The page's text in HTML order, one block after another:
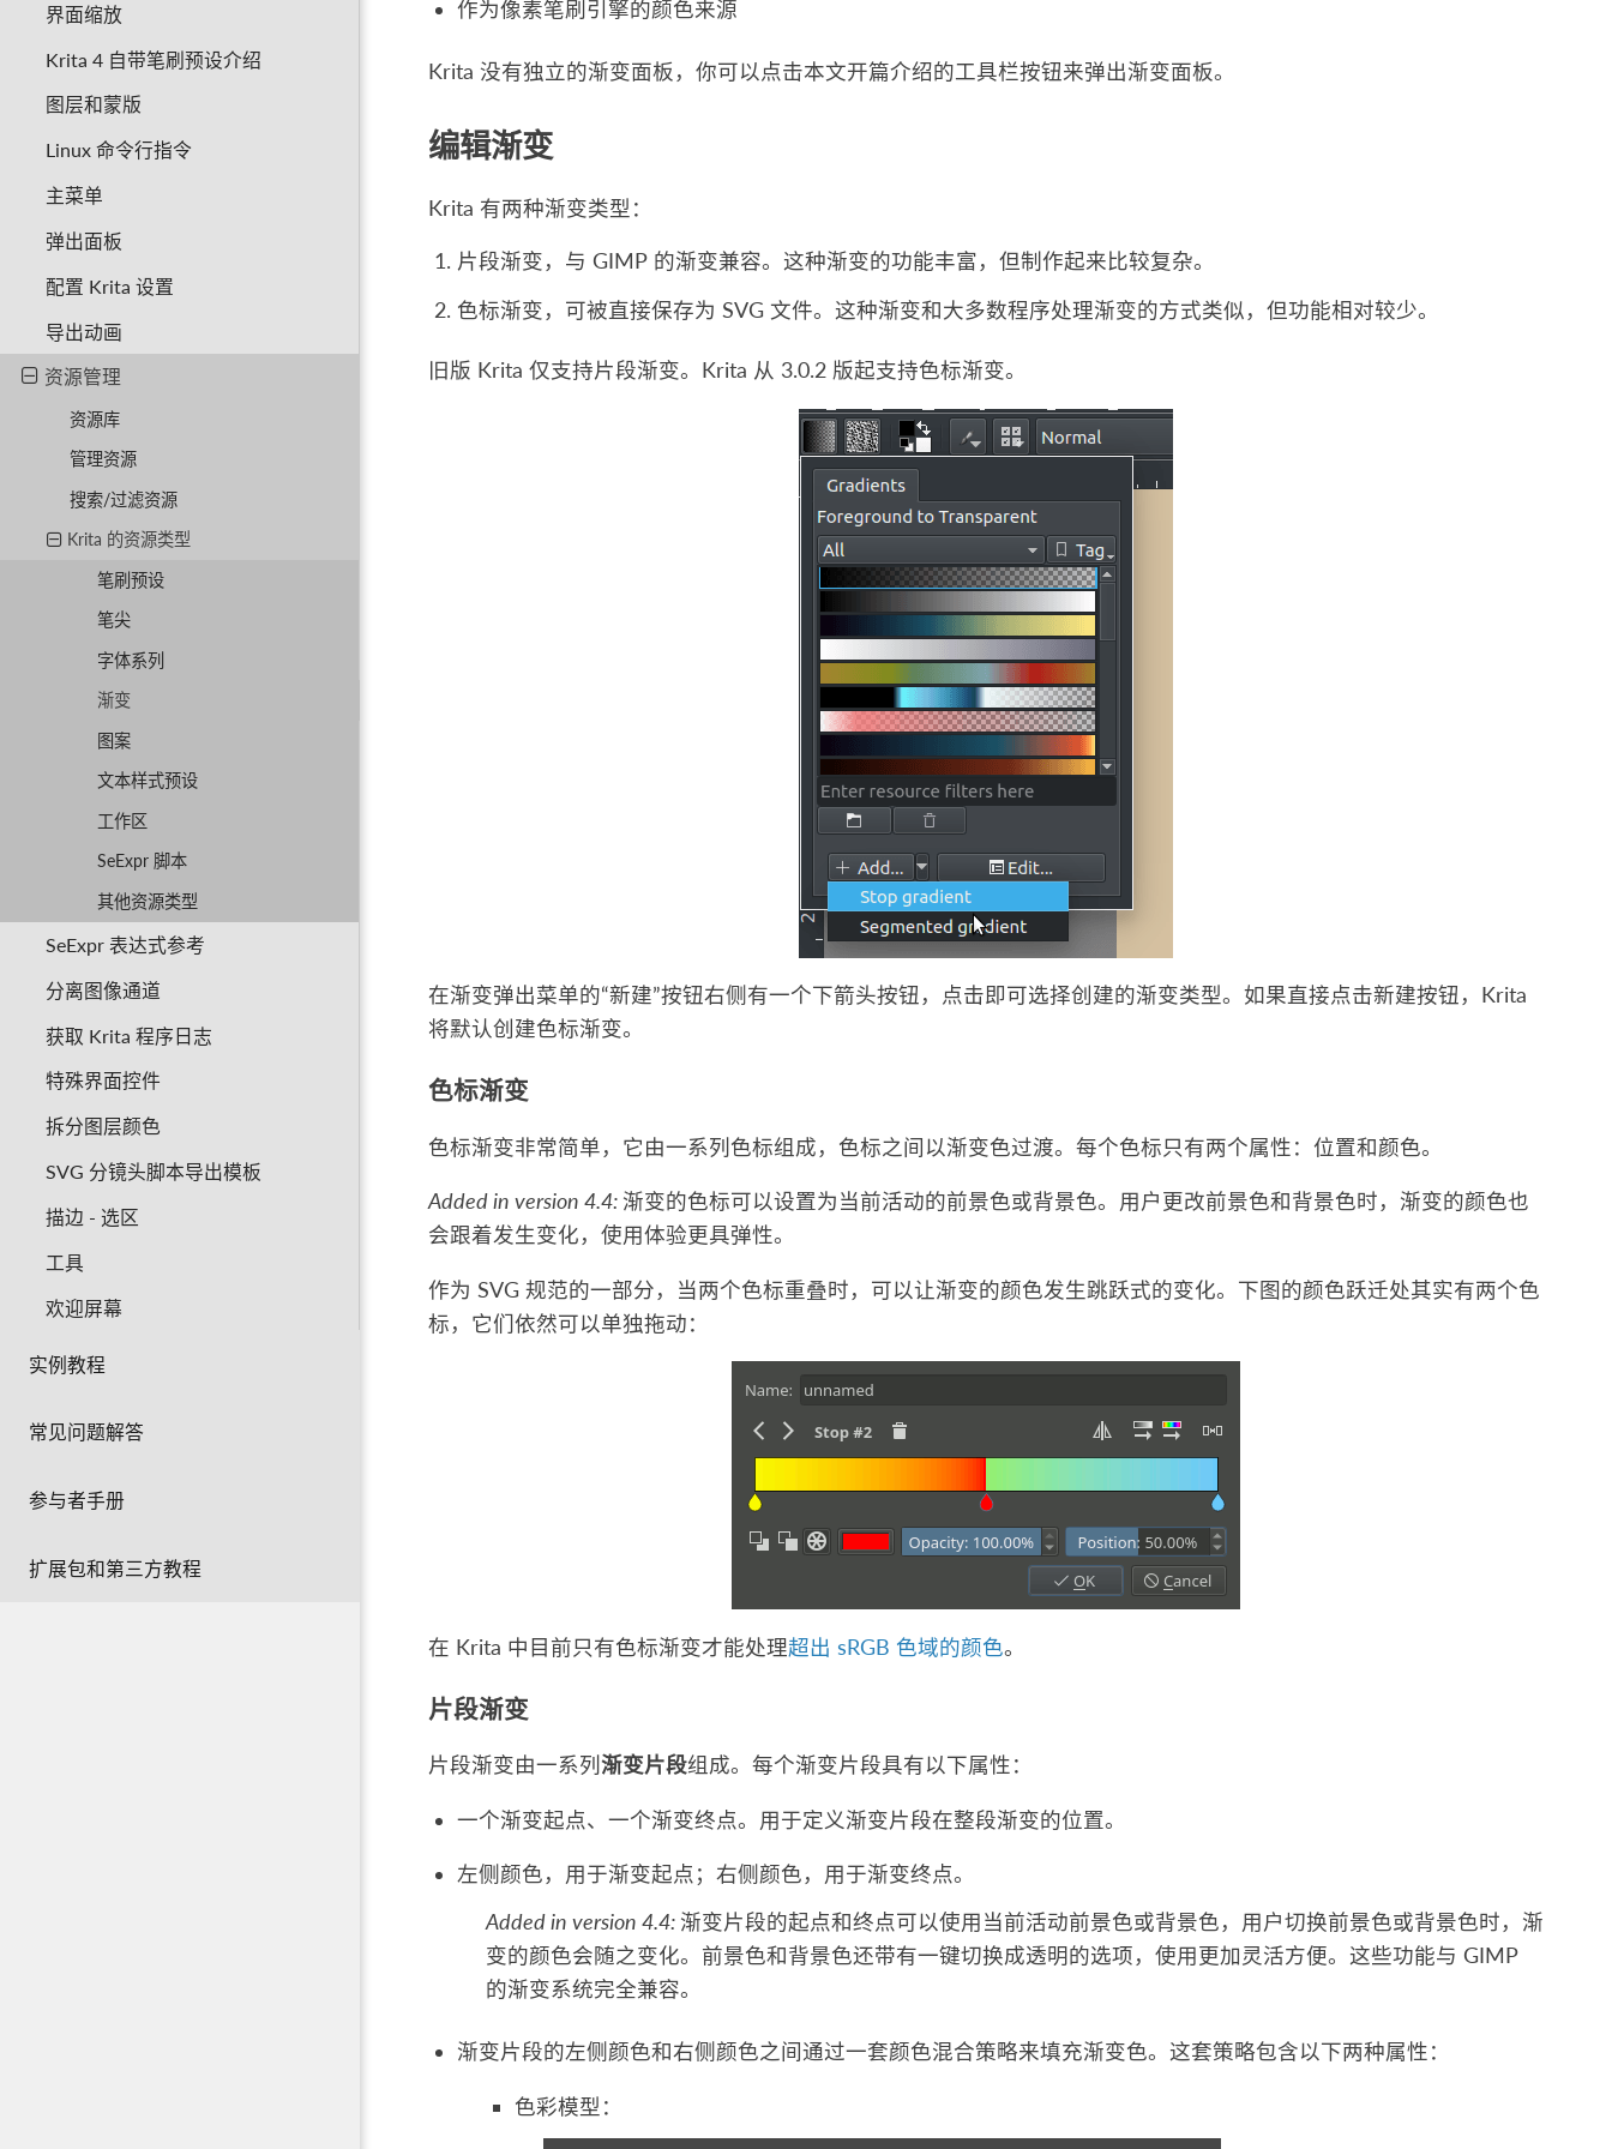
界面缩放
Krita 4 自带笔刷预设介绍
图层和蒙版
Linux 命令行指令
主菜单
弹出面板
配置 Krita 设置
导出动画
资源管理
资源库
管理资源
搜索/过滤资源
Krita 的资源类型
笔刷预设
笔尖
字体系列
渐变
图案
文本样式预设
工作区
SeExpr 脚本
其他资源类型
SeExpr 表达式参考
分离图像通道
获取 Krita 程序日志
特殊界面控件
拆分图层颜色
SVG 分镜头脚本导出模板
描边 - 选区
工具
欢迎屏幕
实例教程
常见问题解答
参与者手册
扩展包和第三方教程
作为像素笔刷引擎的颜色来源
Krita 没有独立的渐变面板，你可以点击本文开篇介绍的工具栏按钮来弹出渐变面板。
编辑渐变
Krita 有两种渐变类型：
片段渐变，与 GIMP 的渐变兼容。这种渐变的功能丰富，但制作起来比较复杂。
色标渐变，可被直接保存为 SVG 文件。这种渐变和大多数程序处理渐变的方式类似，但功能相对较少。
旧版 Krita 仅支持片段渐变。Krita 从 3.0.2 版起支持色标渐变。
在渐变弹出菜单的“新建”按钮右侧有一个下箭头按钮，点击即可选择创建的渐变类型。如果直接点击新建按钮，Krita
将默认创建色标渐变。
色标渐变
色标渐变非常简单，它由一系列色标组成，色标之间以渐变色过渡。每个色标只有两个属性：位置和颜色。
Added in version 4.4: 渐变的色标可以设置为当前活动的前景色或背景色。用户更改前景色和背景色时，渐变的颜色也
会跟着发生变化，使用体验更具弹性。
作为 SVG 规范的一部分，当两个色标重叠时，可以让渐变的颜色发生跳跃式的变化。下图的颜色跃迁处其实有两个色
标，它们依然可以单独拖动：
在 Krita 中目前只有色标渐变才能处理超出 sRGB 色域的颜色。
片段渐变
片段渐变由一系列 渐变片段组成。每个渐变片段具有以下属性：
一个渐变起点、一个渐变终点。用于定义渐变片段在整段渐变的位置。
左侧颜色，用于渐变起点；右侧颜色，用于渐变终点。
Added in version 4.4: 渐变片段的起点和终点可以使用当前活动前景色或背景色，用户切换前景色或背景色时，渐
变的颜色会随之变化。前景色和背景色还带有一键切换成透明的选项，使用更加灵活方便。这些功能与 GIMP
的渐变系统完全兼容。
渐变片段的左侧颜色和右侧颜色之间通过一套颜色混合策略来填充渐变色。这套策略包含以下两种属性：
色彩模型：